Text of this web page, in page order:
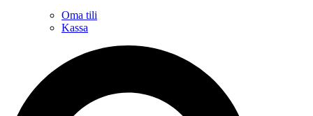
Oma tili
Kassa